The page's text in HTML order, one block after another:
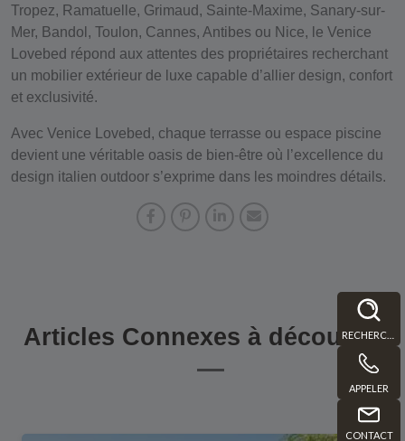
APPELER
CONTACT
Tropez, Ramatuelle, Grimaud, Sainte-Maxime, Sanary-sur-
Mer, Bandol, Toulon, Cannes, Antibes ou Nice, le Venice
Lovebed répond aux attentes des propriétaires recherchant
un mobilier extérieur de luxe capable d’allier design, confort
et exclusivité.
Avec Venice Lovebed, chaque terrasse ou espace piscine
devient une véritable oasis de bien-être où l’excellence du
design italien outdoor s’exprime dans les moindres détails.
Articles Connexes à découvrir